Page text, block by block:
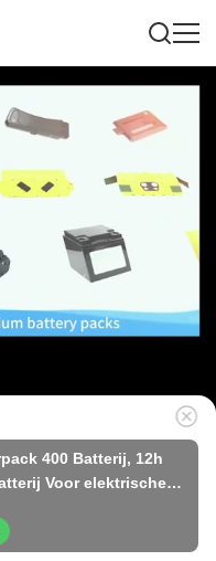
400 Batterij, 12h
Voor elektrische